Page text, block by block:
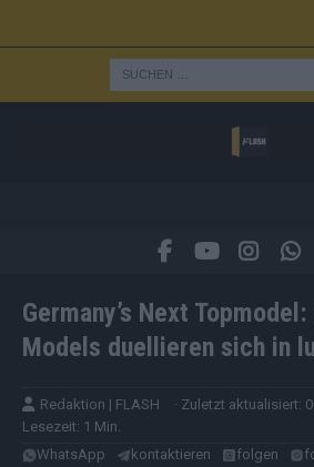
Germany’s Next
Models duellieren sich in
Redaktion | FLASH · Zuletzt aktualisiert:
Lesezeit: 1 Min.
WhatsApp
kontaktieren folgen